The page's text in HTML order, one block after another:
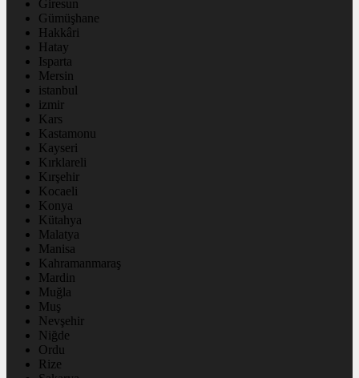
Giresun
Gümüşhane
Hakkâri
Hatay
Isparta
Mersin
istanbul
izmir
Kars
Kastamonu
Kayseri
Kırklareli
Kırşehir
Kocaeli
Konya
Kütahya
Malatya
Manisa
Kahramanmaraş
Mardin
Muğla
Muş
Nevşehir
Niğde
Ordu
Rize